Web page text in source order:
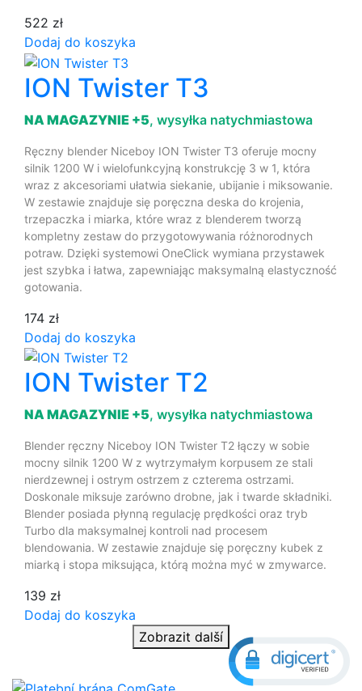
522 zł
Dodaj do koszyka
ION Twister T3
NA MAGAZYNIE +5, wysyłka natychmiastowa
Ręczny blender Niceboy ION Twister T3 oferuje mocny
silnik 1200 W i wielofunkcyjną konstrukcję 3 w 1, która
wraz z akcesoriami ułatwia siekanie, ubijanie i miksowanie.
W zestawie znajduje się poręczna deska do krojenia,
trzepaczka i miarka, które wraz z blenderem tworzą
kompletny zestaw do przygotowywania różnorodnych
potraw. Dzięki systemowi OneClick wymiana przystawek
jest szybka i łatwa, zapewniając maksymalną elastyczność
gotowania.
174 zł
Dodaj do koszyka
ION Twister T2
NA MAGAZYNIE +5, wysyłka natychmiastowa
Blender ręczny Niceboy ION Twister T2 łączy w sobie
mocny silnik 1200 W z wytrzymałym korpusem ze stali
nierdzewnej i ostrym ostrzem z czterema ostrzami.
Doskonale miksuje zarówno drobne, jak i twarde składniki.
Blender posiada płynną regulację prędkości oraz tryb
Turbo dla maksymalnej kontroli nad procesem
blendowania. W zestawie znajduje się poręczny kubek z
miarką i stopa miksująca, którą można myć w zmywarce.
139 zł
Dodaj do koszyka
Zobrazit další